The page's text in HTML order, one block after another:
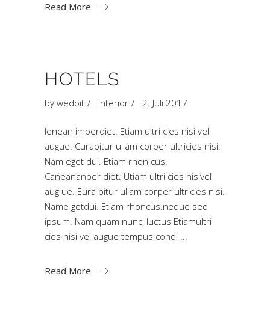
Read More
HOTELS
by wedoit Interior 2. Juli 2017
Ienean imperdiet. Etiam ultri cies nisi vel
augue. Curabitur ullam corper ultricies nisi.
Nam eget dui. Etiam rhon cus.
Caneananper diet. Utiam ultri cies nisivel
aug ue. Eura bitur ullam corper ultricies nisi.
Name getdui. Etiam rhoncus.neque sed
ipsum. Nam quam nunc, luctus Etiamultri
cies nisi vel augue tempus condi
Read More